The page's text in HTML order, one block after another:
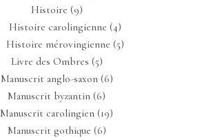
Histoire (9)
Histoire carolingienne (4)
Histoire mérovingienne (5)
Livre des Ombres (5)
Manuscrit anglo-saxon(6)
Manuscrit byzantin (6)
Manuscrit carolingien (19)
Manuscrit gothique (6)